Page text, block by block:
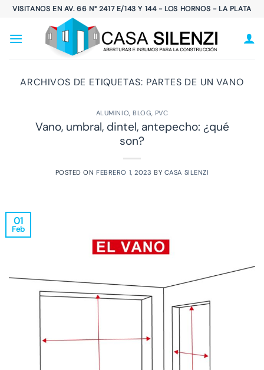
Saltar
contenido
VISITANOS EN AV. 66 N° 2417 E/143 Y 144 - LOS HORNOS - LA PLATA
ARCHIVOS DE ETIQUETAS: PARTES DE UN VANO
ALUMINIO,BLOG, PVC
Vano, umbral, dintel, antepecho: ¿qué
son?
POSTED ONFEBRERO 1, 2023 BY CASA SILENZI
01
Feb